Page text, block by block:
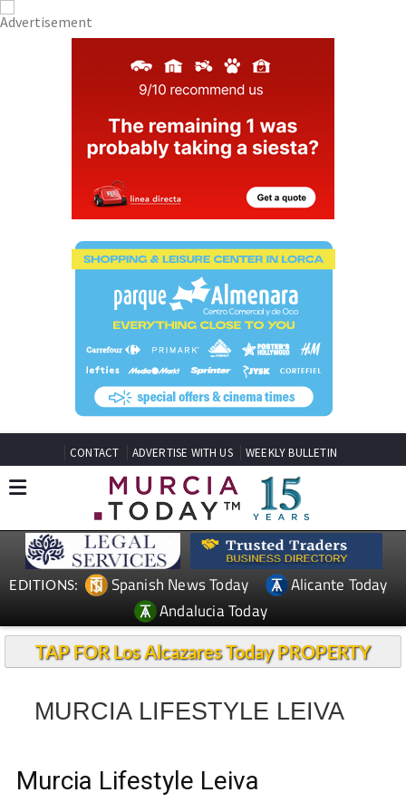
CONTACT ADVERTISE WITH US WEEKLY BULLETIN
EDITIONS: Spanish News Today
Alicante Today
Andalucia Today
TAP FOR Los Alcazares Today PROPERTY
MURCIA LIFESTYLE LEIVA
Murcia Lifestyle Leiva